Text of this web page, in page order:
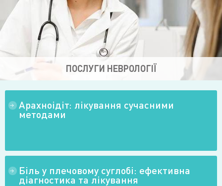
ПОСЛУГИ НЕВРОЛОГІЇ
→ Арахноідіт: лікування сучасними
методами
→ Біль у плечовому суглобі: ефективна
діагностика та лікування